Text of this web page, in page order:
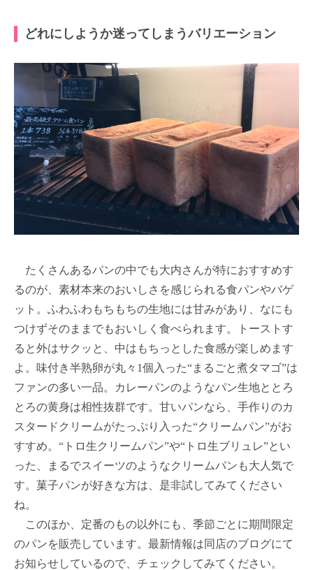
どれにしようか迷ってしまうバリエーション
たくさんあるパンの中でも大内さんが特におすすめす
るのが、素材本来のおいしさを感じられる食パンやバゲ
ット。ふわふわもちもちの生地には甘みがあり、なにも
つけずそのままでもおいしく食べられます。トーストす
ると外はサクッと、中はもちっとした食感が楽しめます
よ。味付き半熟卵が丸々1個入った“まるごと煮タマゴ”は
ファンの多い一品。カレーパンのようなパン生地ととろ
とろの黄身は相性抜群です。甘いパンなら、手作りのカ
スタードクリームがたっぷり入った“クリームパン”がお
すすめ。“トロ生クリームパン”や“トロ生ブリュレ”とい
った、まるでスイーツのようなクリームパンも大人気で
す。菓子パンが好きな方は、是非試してみてください
ね。
このほか、定番のもの以外にも、季節ごとに期間限定
のパンを販売しています。最新情報は同店のブログにて
お知らせしているので、チェックしてみてください。